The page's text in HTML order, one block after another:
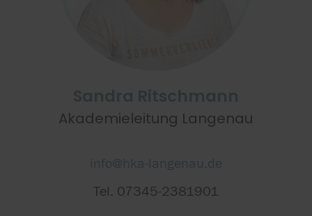
Akademieleitung Langenau
Tel. 07345-2381901